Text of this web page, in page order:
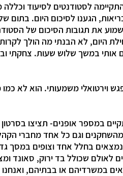
לסטודנטים לסיעוד וכללה
הגענו לסיכום היום. בתום
את תגובות הסיכום של
היום, לא הבנתי מה הולך
במשך שלוש שעות. צחקתי
וירטואלי משמעותי. הוא לא
במספר אופנים- תציצו
וגם כל אחד מחברי
בחלל אחד וצופים במסך
לאולם שכולל בד ירוק, סאונד